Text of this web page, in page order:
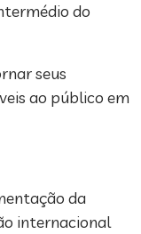
do
seus
ao público em
da
internacional